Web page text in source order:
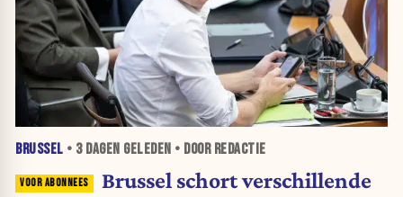
BRUSSEL • 3 DAGEN GELEDEN • DOOR REDACTIE
Brussel schort verschillende